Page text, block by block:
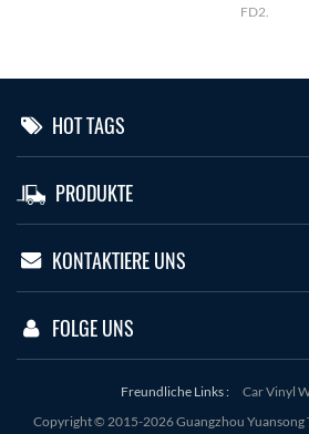
FD2.
HOT TAGS
PRODUKTE
KONTAKTIERE UNS
FOLGE UNS
Freundliche Links :
Car Vinyl
Copyright © 2015-2026 Guangzhou Yuansong